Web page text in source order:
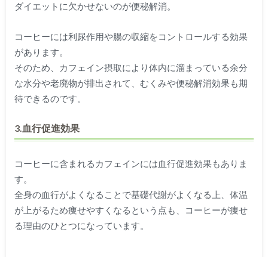
ダイエットに欠かせないのが便秘解消。
コーヒーには利尿作用や腸の収縮をコントロールする効果
があります。
そのため、カフェイン摂取により体内に溜まっている余分
な水分や老廃物が排出されて、むくみや便秘解消効果も期
待できるのです。
3.血行促進効果
コーヒーに含まれるカフェインには血行促進効果もありま
す。
全身の血行がよくなることで基礎代謝がよくなる上、体温
が上がるため痩せやすくなるという点も、コーヒーが痩せ
る理由のひとつになっています。